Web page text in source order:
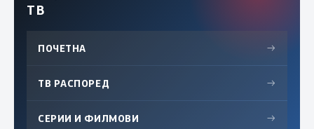
ТВ
ПОЧЕТНА →
ТВ РАСПОРЕД →
СЕРИИ И ФИЛМОВИ →